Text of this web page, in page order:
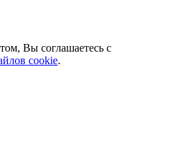
Вы соглашаетесь с
cookie.